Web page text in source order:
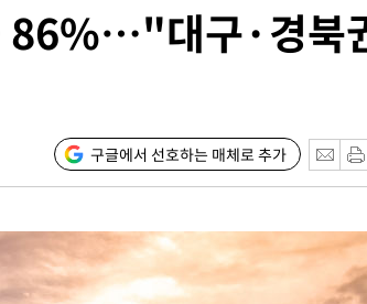
86%…"대구·경북
구글에서 선호하는 매체로 추가